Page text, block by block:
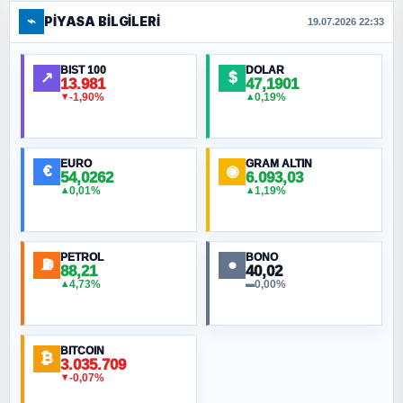
FERHAT BÜYÜKKALKAN
Ankara Zirvesi: NATO Toplantısı mı, Yeni
Ortadoğu Haritasının Provası mı?
MURAT ÖZKAN
NURETTIN BÖLÜK
ORHAN KILIÇOĞLU
Fahişeye beyinli bir müstevli alçağına
⌁ PIYASA BILGILERI 19.07.2026 22:33
↗ BIST 100
13.981
▼-1,90%
$ DOLAR
47,1901
▲0,19%
€ EURO
54,0262
▲0,01%
◉ GRAM ALTIN
6.093,03
▲1,19%
⛽ PETROL
88,21
▲4,73%
● BONO
40,02
▬0,00%
₿ BITCOIN
3.035.709
▼-0,07%